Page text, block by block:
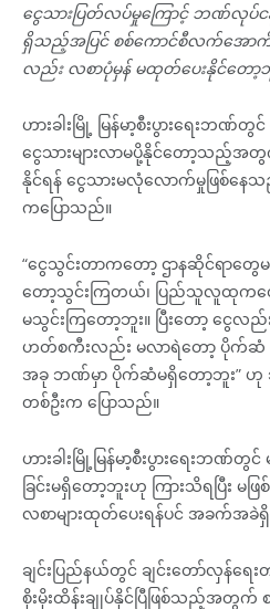
ငွေသားပြတ်လပ်မှုကြောင့် ဘဏ်လုပ်ငန်
ရှိသည့်အပြင် စစ်ကောင်စီလက်အောက်ခံ
လည်း လစာပုံမှန် မထုတ်ပေးနိုင်တေ
ဟားခါးမြို့ မြန်မာ့စီးပွားရေးဘ
ငွေသားများလာမပို့နိုင်တော့သည့်
နိုင်ရန် ငွေသားမလုံလောက်မှုဖြစ်န
ကပြောသည်။
“ငွေသွင်းတာကတော့ ဌာနဆိုင်ရာတွ
တော့သွင်းကြတယ်၊ ပြည်သူလူထုကတ
မသွင်းကြတော့ဘူး။ ပြီးတော့ ငွေ
ဟတ်စကီးလည်း မလာရဲတော့ ပိုက်ဆံ မ
အခု ဘဏ်မှာ ပိုက်ဆံမရှိတော့ဘူး” ဟု
တစ်ဦးက ပြောသည်။
ဟားခါးမြို့မြန်မာ့စီးပွားရေးဘ
ခြင်းမရှိတော့ဘူးဟု ကြားသိရပြီး မ
လစာများထုတ်ပေးရန်ပင် အခက်
ချင်းပြည်နယ်တွင် ချင်းတော်လှန်ရေး
စိုးမိုးထိန်းချုပ်နိုင်ပြီဖြစ်သည့်အတွက်